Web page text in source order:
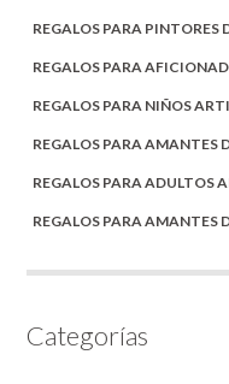
REGALOS PARA PINTORES
REGALOS PARA
REGALOS PARA NIÑOS
REGALOS PARA AMANTES
REGALOS PARA ADULTOS
REGALOS PARA AMANTES
Categorías